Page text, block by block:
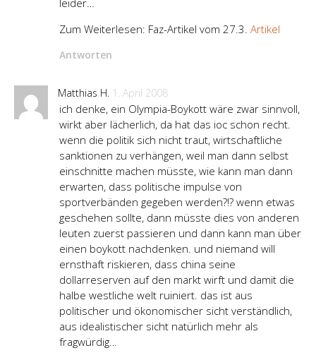
leider…
Zum Weiterlesen: Faz-Artikel vom 27.3. Artikel
Antworten
Matthias H. 1. April 2008
ich denke, ein Olympia-Boykott wäre zwar sinnvoll,
wirkt aber lächerlich, da hat das ioc schon recht.
wenn die politik sich nicht traut, wirtschaftliche
sanktionen zu verhängen, weil man dann selbst
einschnitte machen müsste, wie kann man dann
erwarten, dass politische impulse von
sportverbänden gegeben werden?!? wenn etwas
geschehen sollte, dann müsste dies von anderen
leuten zuerst passieren und dann kann man über
einen boykott nachdenken. und niemand will
ernsthaft riskieren, dass china seine
dollarreserven auf den markt wirft und damit die
halbe westliche welt ruiniert. das ist aus
politischer und ökonomischer sicht verständlich,
aus idealistischer sicht natürlich mehr als
fragwürdig…